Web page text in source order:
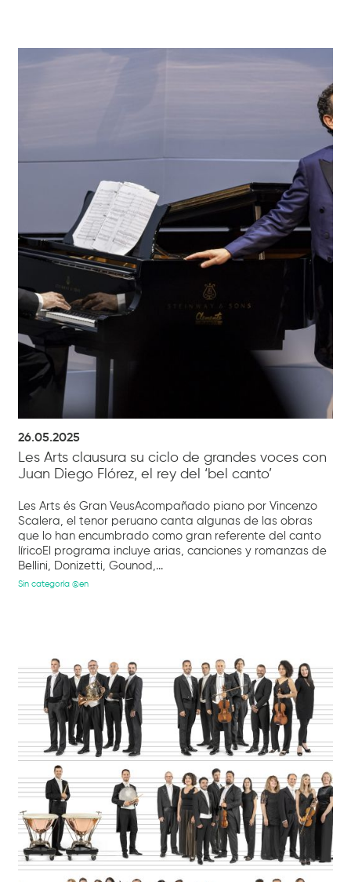
26.05.2025
Les Arts clausura su ciclo de grandes voces con
Juan Diego Flórez, el rey del ‘bel canto’
Les Arts és Gran VeusAcompañado piano por Vincenzo
Scalera, el tenor peruano canta algunas de las obras
que lo han encumbrado como gran referente del canto
líricoEl programa incluye arias, canciones y romanzas de
Bellini, Donizetti, Gounod,...
Sin categoría @en